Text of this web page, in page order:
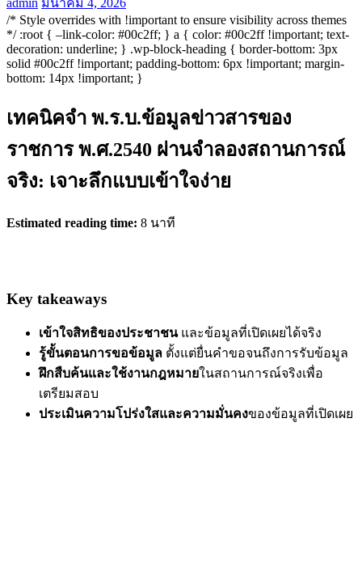
admin มีนาคม 4, 2026
/* Style overrides with !important to ensure visibility across themes
*/ :root { –link-color: #00c2ff; } a { color: #00c2ff !important; text-
decoration: underline; } .wp-block-heading { border-bottom: 3px
solid #00c2ff !important; padding-bottom: 6px !important; margin-
bottom: 14px !important; }
เทคนิคจำ พ.ร.บ.ข้อมูลข่าวสารของ
ราชการ พ.ศ.2540 ผ่านจำลองสถานการณ์
จริง: เจาะลึกแบบเข้าใจง่าย
Estimated reading time: 8 นาที
Key takeaways
เข้าใจสิทธิของประชาชนและข้อมูลที่เปิดเผยได้จริง
รู้ขั้นตอนการขอข้อมูล ตั้งแต่ยื่นคำขอจนถึงการรับข้อมูล
ฝึกสืบค้นและใช้งานกฎหมายในสถานการณ์จริงเพื่อ
เตรียมสอบ
ประเมินความโปร่งใสและความมั่นคงของข้อมูลที่เปิดเผย